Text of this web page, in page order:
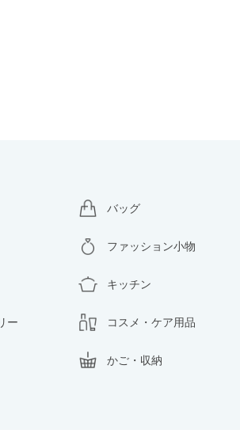
バッグ
ファッション小物
キッチン
ー コスメ・ケア用品
かご・収納